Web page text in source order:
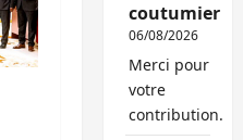
coutumier
06/08/2026
Merci pour
votre
contribution.